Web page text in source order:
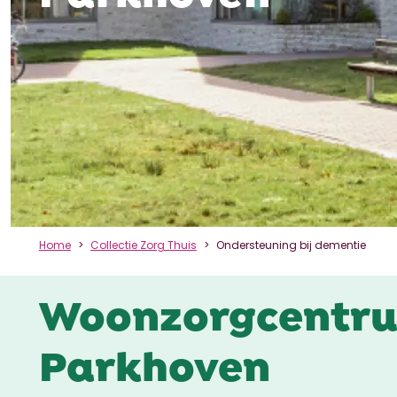
Home Collectie Zorg Thuis Ondersteuning bij dementie
Parkhoven